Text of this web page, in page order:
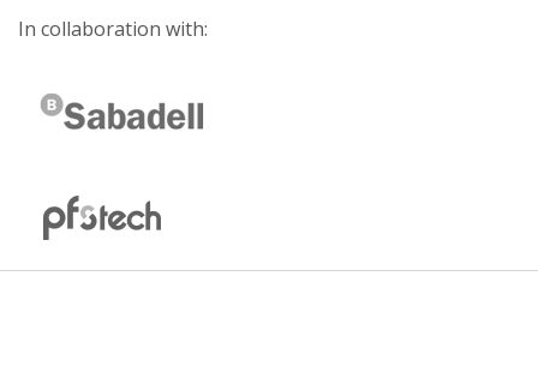
In collaboration with: